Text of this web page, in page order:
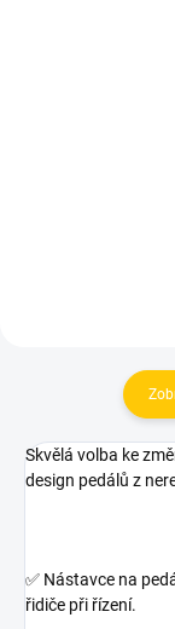
Skvělá volba ke
design pedálů z
✅ Nástavce na
řidiče při řízení.